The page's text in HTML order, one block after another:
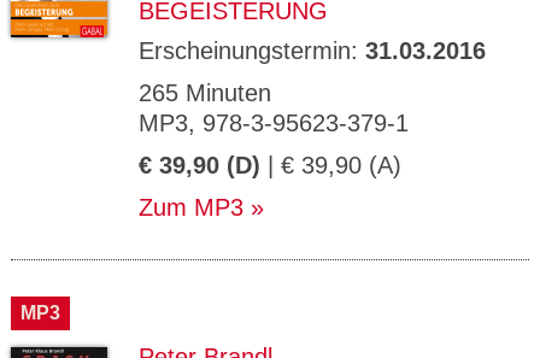
BEGEISTERUNG
Erscheinungstermin: 31.03.2016
265 Minuten
MP3, 978-3-95623-379-1
€ 39,90 (D) | € 39,90 (A)
Zum MP3
MP3